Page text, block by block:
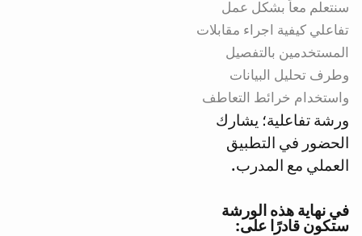
سنتعلم معاً بشكل عمل
تفاعلي كيفية اجراء مقابلات
المستخدمين بالتفصيل
وطرف تحليل البيانات
واستخدام خرائط التعاطف
ورشة تفاعلية؛ يشارك
الحضور في التطبيق
العملي مع المدرب.
في نهاية هذه الورشة
ستكون قادرًا على: